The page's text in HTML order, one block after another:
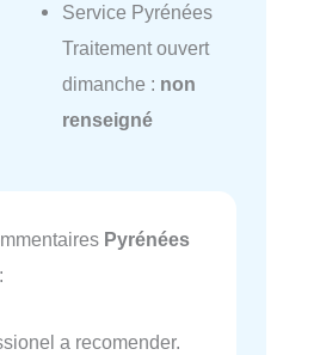
Service Pyrénées
Traitement ouvert
dimanche : non
renseigné
Pyrénées
:
a recomender.